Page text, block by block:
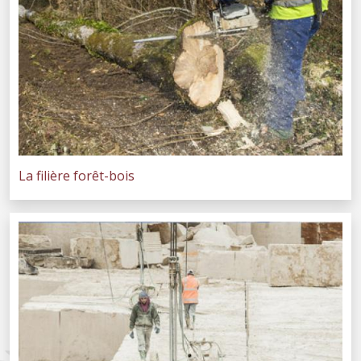
La filière forêt-bois